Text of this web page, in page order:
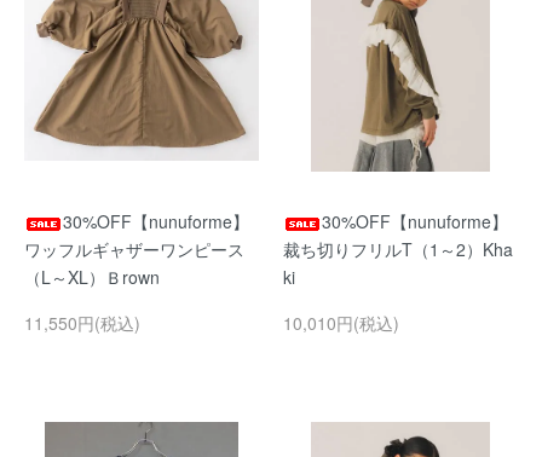
30%OFF【nunuforme】
ワッフルギャザーワンピース
（L～XL）Ｂrown
11,550円(税込)
30%OFF【nunuforme】
裁ち切りフリルT（1～2）Kha
ki
10,010円(税込)